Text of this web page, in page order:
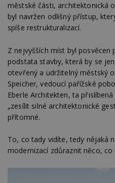
městské části, architektonická
byl navržen odlišný přístup,
spíše restrukturalizací.
Z nejvyšších míst byl posvěcen
podstata stavby, která by se
otevřený a udržitelný městský
Speicher, vedoucí pařížské
Eberle Architekten, ta
„zesílit silné architektonické
přítomné.
To, co tady vidíte, tedy nějaká
modernizací zdůraznit něco,